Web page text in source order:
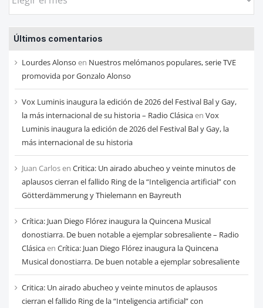
entradas
de
cada
mes
Últimos comentarios
Lourdes Alonso en Nuestros melómanos populares, serie TVE
promovida por Gonzalo Alonso
Vox Luminis inaugura la edición de 2026 del Festival Bal y Gay,
la más internacional de su historia – Radio Clásicaen Vox
Luminis inaugura la edición de 2026 del Festival Bal y Gay, la
más internacional de su historia
Juan Carlosen Critica: Un airado abucheo y veinte minutos de
aplausos cierran el fallido Ring de la “Inteligencia artificial” con
Götterdämmerung y Thielemann en Bayreuth
Crítica: Juan Diego Flórez inaugura la Quincena Musical
donostiarra. De buen notable a ejemplar sobresaliente – Radio
Clásicaen Crítica: Juan Diego Flórez inaugura la Quincena
Musical donostiarra. De buen notable a ejemplar sobresaliente
Critica: Un airado abucheo y veinte minutos de aplausos
cierran el fallido Ring de la “Inteligencia artificial” con